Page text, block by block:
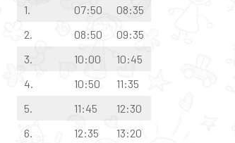
1.
07:50
08:35
2.
08:50
09:35
3.
10:00
10:45
4.
10:50
11:35
5.
11:45
12:30
6.
12:35 13:20